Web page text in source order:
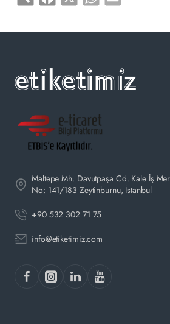
Maltepe Mh. Davutpaşa Cd. Kale İş
No: 141/183 Zeytinburnu, İstanbul
+90 532 302 71 75
info@etiketimiz.com